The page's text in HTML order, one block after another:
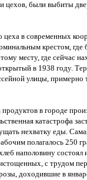
цехов, были выбиты
цеха в современных
крестом, где
месту, где сейчас
в 1938 году.
улицы, примерно
в городе
катастрофа
нехватку еды.
полагалось 250
наполовину
с трудом
доходившие в